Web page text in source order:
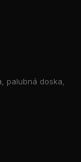
palubná doska,